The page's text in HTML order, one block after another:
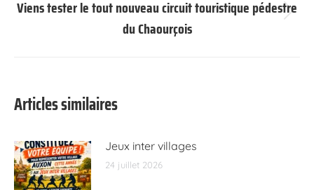
suivant
Viens tester le tout nouveau circuit touristique pédestre
du Chaourçois
Articles similaires
Jeux inter villages
24 juillet 2026